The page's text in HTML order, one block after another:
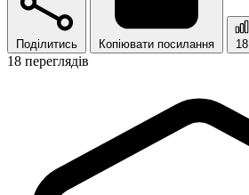
Поділитись Копіювати посилання 18
18 переглядів